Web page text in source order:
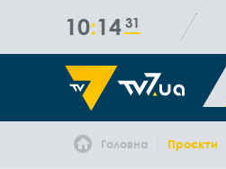
10 14 31
Головна Проєкти